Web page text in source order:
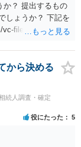
か？ 提出するもの
しょうか？ 下記を
vc-files/tokyo-s/file/
から決める
続人調査・確定
役にたった 5